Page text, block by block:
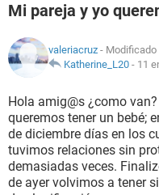
FAMILIA
NUTRICIÓN
BIENESTAR
SEXUALIDAD
GLOSARIO
Mi pareja y yo
valeriacruz - Modificado
Katherine_L20 - 11
Hola amig@s ¿como
queremos tener un bebé;
de diciembre días en los
tuvimos relaciones sin
demasiadas veces.
de ayer volvimos a tener